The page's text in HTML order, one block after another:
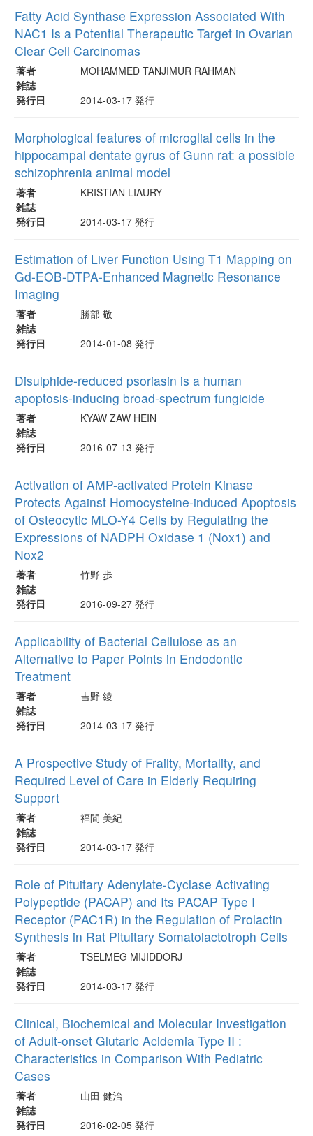
Fatty Acid Synthase Expression Associated With
NAC1 Is a Potential Therapeutic Target in Ovarian
Clear Cell Carcinomas
著者
MOHAMMED TANJIMUR RAHMAN
雑誌
発行日
2014-03-17 発行
Morphological features of microglial cells in the
hippocampal dentate gyrus of Gunn rat: a possible
schizophrenia animal model
著者
KRISTIAN LIAURY
雑誌
発行日
2014-03-17 発行
Estimation of Liver Function Using T1 Mapping on
Gd-EOB-DTPA-Enhanced Magnetic Resonance
Imaging
著者
勝部 敬
雑誌
発行日
2014-01-08 発行
Disulphide-reduced psoriasin is a human
apoptosis-inducing broad-spectrum fungicide
著者
KYAW ZAW HEIN
雑誌
発行日
2016-07-13 発行
Activation of AMP-activated Protein Kinase
Protects Against Homocysteine-induced Apoptosis
of Osteocytic MLO-Y4 Cells by Regulating the
Expressions of NADPH Oxidase 1 (Nox1) and
Nox2
著者
竹野 歩
雑誌
発行日
2016-09-27 発行
Applicability of Bacterial Cellulose as an
Alternative to Paper Points in Endodontic
Treatment
著者
吉野 綾
雑誌
発行日
2014-03-17 発行
A Prospective Study of Frailty, Mortality, and
Required Level of Care in Elderly Requiring
Support
著者
福間 美紀
雑誌
発行日
2014-03-17 発行
Role of Pituitary Adenylate-Cyclase Activating
Polypeptide (PACAP) and Its PACAP Type I
Receptor (PAC1R) in the Regulation of Prolactin
Synthesis in Rat Pituitary Somatolactotroph Cells
著者
TSELMEG MIJIDDORJ
雑誌
発行日
2014-03-17 発行
Clinical, Biochemical and Molecular Investigation
of Adult-onset Glutaric Acidemia Type II :
Characteristics in Comparison With Pediatric
Cases
著者
山田 健治
雑誌
発行日
2016-02-05 発行